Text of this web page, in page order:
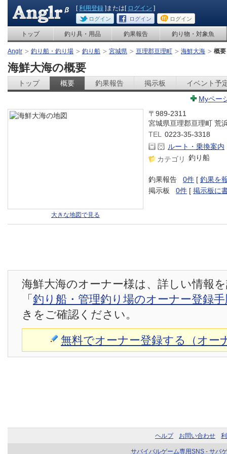
[利用登録 ]または[ ログイン ]
ログイン ログイン ログイン
トップ 釣り具・用品 釣果報告 釣り物・対象魚
Anglr 釣り船・釣り場 釣り船 宮城県 亘理郡亘理町 海鮮大海 概要
海鮮大海の概要
トップ 概要 釣果報告 掲示板
イベント予
Myペー
大きな地図で見る
〒989-2311
宮城県亘理郡亘理町 荒
TEL
0223-35-3318
ルート・乗換案内
カテゴリ 釣り船
釣果報告 0件 [ 釣果を
掲示板
0件 [ 掲示板に
海鮮大海のオーナー様は、詳しい情報
「 釣り船・管理釣り場のオーナー登録
きをご確認ください。
無料でオーナー登録する（オー
ヘルプ お問い合わせ
サバイバルゲーム専用SNS - サバ